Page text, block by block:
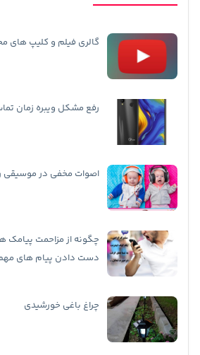
گالری فیلم و کلیپ های
رفع مشکل ویبره زمان
اصوات مخفی در موسیقی
چگونه از مزاحمت پیامک
دست دادن پیام های
چراغ باغی خورشیدی